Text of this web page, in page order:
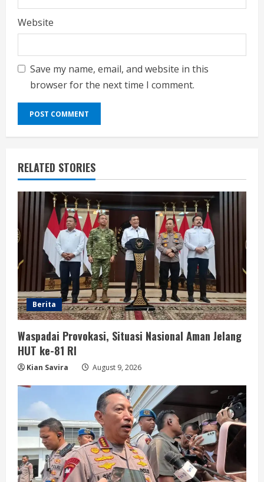
Website
Save my name, email, and website in this
browser for the next time I comment.
RELATED STORIES
Berita
Waspadai Provokasi, Situasi Nasional Aman Jelang
HUT ke-81 RI
Kian Savira August 9, 2026